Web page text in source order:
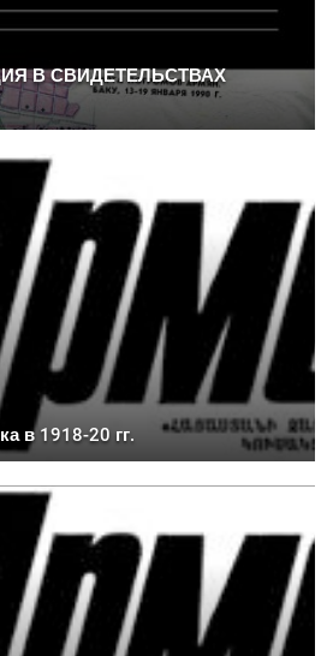
В СВИДЕТЕЛЬСТВАХ
в 1918-20 гг.